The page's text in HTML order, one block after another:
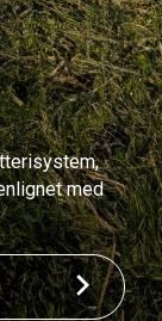
med